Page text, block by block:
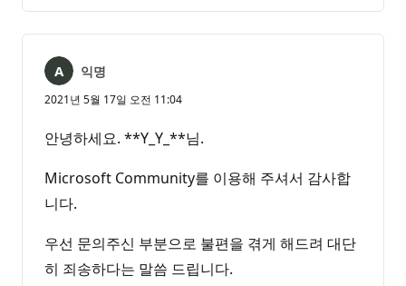
음
익명
2021년 5월 17일 오전 11:04
안녕하세요. **Y_Y_**님.
Microsoft Community를 이용해 주셔서 감사합
니다.
우선 문의주신 부분으로 불편을 겪게 해드려 대단
히 죄송하다는 말씀 드립니다.